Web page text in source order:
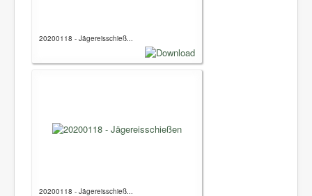
20200118 - Jägereisschieß...
20200118 - Jägereisschieß...